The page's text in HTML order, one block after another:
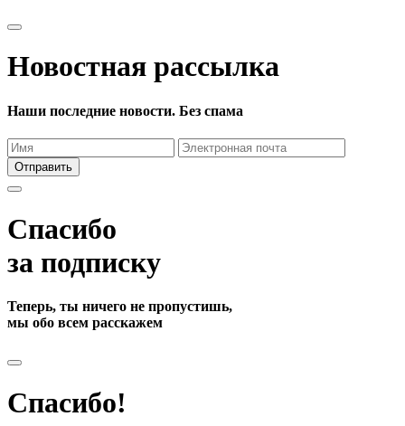
Новостная рассылка
Наши последние новости. Без спама
Отправить
Спасибо
за подписку
Теперь, ты ничего не пропустишь,
мы обо всем расскажем
Спасибо!